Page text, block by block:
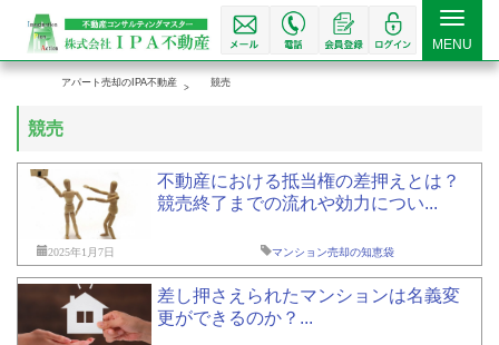
Toggle
MENU
アパート売却のIPA不動産 競売
競売
不動産における抵当権の差押えとは？
競売終了までの流れや効力につい...
2025年1月7日 マンション売却の知恵袋
差し押さえられたマンションは名義変
更ができるのか？...